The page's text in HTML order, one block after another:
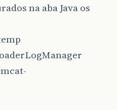
na aba Java os